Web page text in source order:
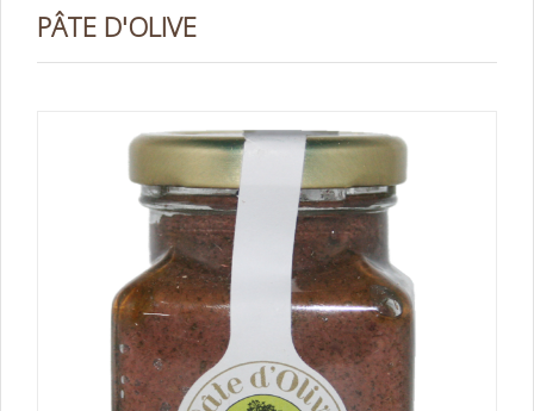
PÂTE D'OLIVE